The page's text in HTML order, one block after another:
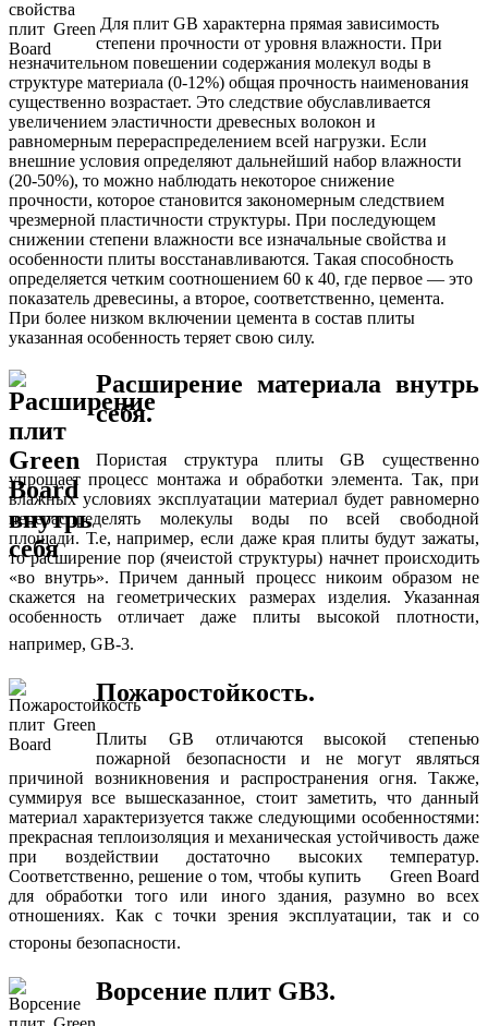
Для плит GB характерна прямая зависимость
степени прочности от уровня влажности. При
незначительном повешении содержания молекул воды в
структуре материала (0-12%) общая прочность наименования
существенно возрастает. Это следствие обуславливается
увеличением эластичности древесных волокон и
равномерным перераспределением всей нагрузки. Если
внешние условия определяют дальнейший набор влажности
(20-50%), то можно наблюдать некоторое снижение
прочности, которое становится закономерным следствием
чрезмерной пластичности структуры. При последующем
снижении степени влажности все изначальные свойства и
особенности плиты восстанавливаются. Такая способность
определяется четким соотношением 60 к 40, где первое — это
показатель древесины, а второе, соответственно, цемента.
При более низком включении цемента в состав плиты
указанная особенность теряет свою силу.
Расширение материала внутрь
себя.
Пористая структура плиты GB существенно
упрощает процесс монтажа и обработки элемента. Так, при
влажных условиях эксплуатации материал будет равномерно
перераспределять молекулы воды по всей свободной
площади. Т.е, например, если даже края плиты будут зажаты,
то расширение пор (ячеистой структуры) начнет происходить
«во внутрь». Причем данный процесс никоим образом не
скажется на геометрических размерах изделия. Указанная
особенность отличает даже плиты высокой плотности,
например, GB-3.
Пожаростойкость.
Плиты GB отличаются высокой степенью
пожарной безопасности и не могут являться
причиной возникновения и распространения огня. Также,
суммируя все вышесказанное, стоит заметить, что данный
материал характеризуется также следующими особенностями:
прекрасная теплоизоляция и механическая устойчивость даже
при воздействии достаточно высоких температур.
Соответственно, решение о том, чтобы купить Green Board
для обработки того или иного здания, разумно во всех
отношениях. Как с точки зрения эксплуатации, так и со
стороны безопасности.
Ворсение плит GB3.